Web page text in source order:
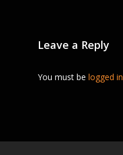
Leave a Reply
You must be logged in